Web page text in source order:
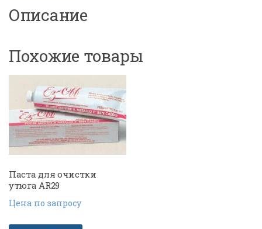
Описание
Похожие товары
Паста для очистки
утюга AR29
Цена по запросу